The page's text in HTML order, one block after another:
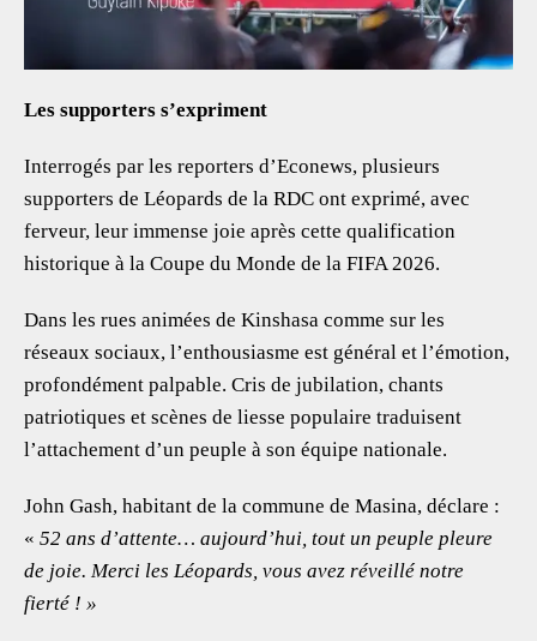
Les supporters s’expriment
Interrogés par les reporters d’Econews, plusieurs
supporters de Léopards de la RDC ont exprimé, avec
ferveur, leur immense joie après cette qualification
historique à la Coupe du Monde de la FIFA 2026.
Dans les rues animées de Kinshasa comme sur les
réseaux sociaux, l’enthousiasme est général et l’émotion,
profondément palpable. Cris de jubilation, chants
patriotiques et scènes de liesse populaire traduisent
l’attachement d’un peuple à son équipe nationale.
John Gash, habitant de la commune de Masina, déclare :
« 52 ans d’attente… aujourd’hui, tout un peuple pleure
de joie. Merci les Léopards, vous avez réveillé notre
fierté ! »